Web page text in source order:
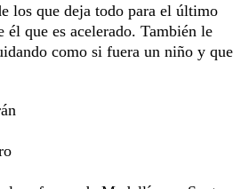
los que deja todo para el último
que es acelerado. También le
como si fuera un niño y que